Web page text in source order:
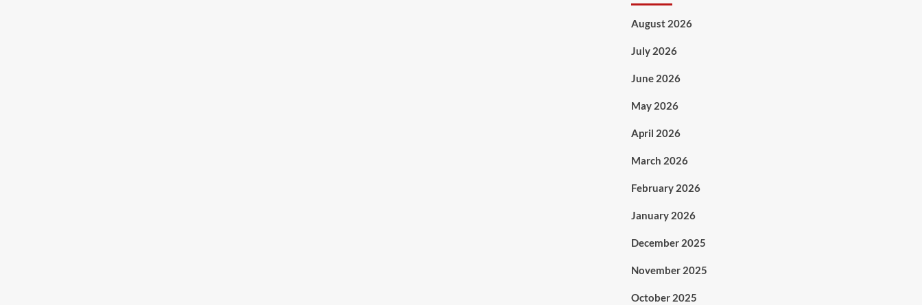
August 2026
July 2026
June 2026
May 2026
April 2026
March 2026
February 2026
January 2026
December 2025
November 2025
October 2025